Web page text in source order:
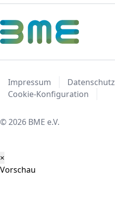
Impressum Datenschutz
Cookie-Konfiguration
© 2026 BME e.V.
×
Vorschau